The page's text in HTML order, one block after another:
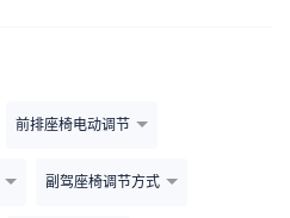
前排座椅电动调节
副驾座椅调节方式